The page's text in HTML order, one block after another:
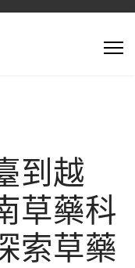
到越
草藥科
索草藥